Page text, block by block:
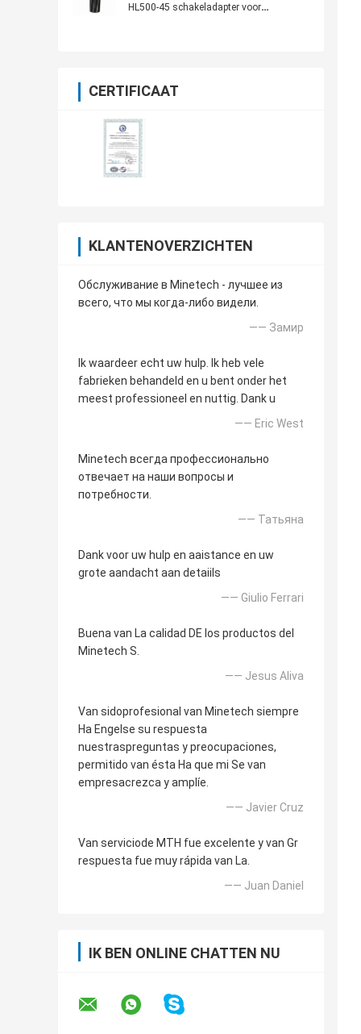
HL500-45 schakeladapter voor
CERTIFICAAT
KLANTENOVERZICHTEN
Обслуживание в Minetech - лучшее из
всего, что мы когда-либо видели.
—— Замир
Ik waardeer echt uw hulp. Ik heb vele
fabrieken behandeld en u bent onder het
meest professioneel en nuttig. Dank u
—— Eric West
Minetech всегда профессионально
отвечает на наши вопросы и
потребности.
—— Татьяна
Dank voor uw hulp en aaistance en uw
grote aandacht aan detaiils
—— Giulio Ferrari
Buena van La calidad DE los productos del
Minetech S.
—— Jesus Aliva
Van sidoprofesional van Minetech siempre
Ha Engelse su respuesta
nuestraspreguntas y preocupaciones,
permitido van ésta Ha que mi Se van
empresacrezca y amplíe.
—— Javier Cruz
Van serviciode MTH fue excelente y van Gr
respuesta fue muy rápida van La.
—— Juan Daniel
IK BEN ONLINE CHATTEN NU